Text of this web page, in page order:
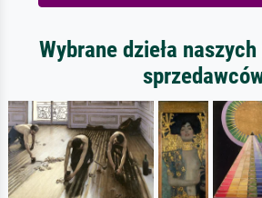
Wybrane dzieła